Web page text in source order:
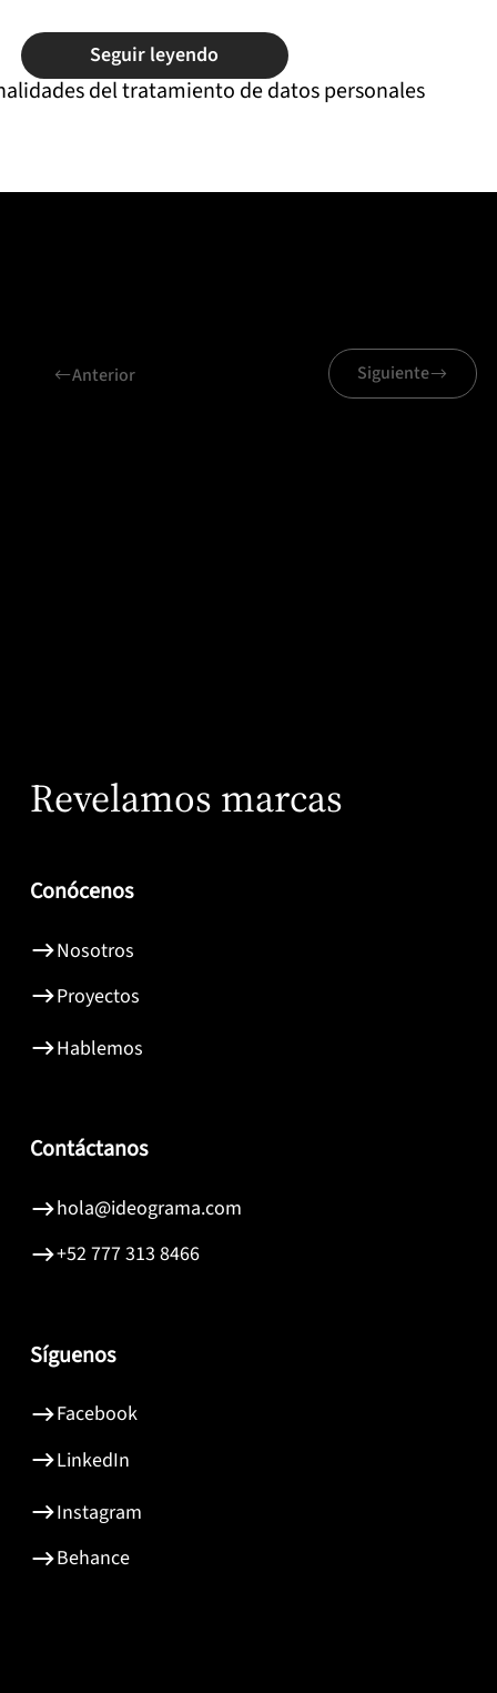
Seguir leyendo
del tratamiento de datos personales
Anterior Siguiente
Síguenos
LinkedIn
Facebook
Instagram
Behance
Contáctanos
+52 777 313 8466
hola@ideograma.com
Conócenos
Nosotros
Proyectos
Hablemos
Revelamos marcas